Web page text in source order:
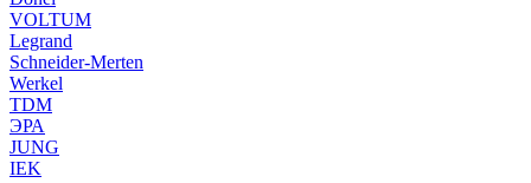
VOLTUM
Legrand
Schneider-Merten
Werkel
TDM
ЭРА
JUNG
IEK